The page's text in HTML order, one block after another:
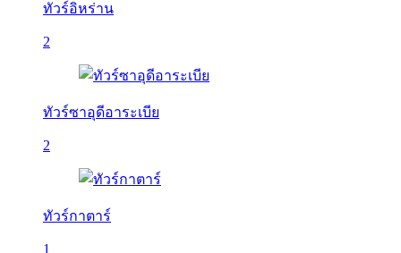
ทัวร์อิหร่าน
2
ทัวร์ซาอุดีอาระเบีย
2
ทัวร์กาตาร์
1